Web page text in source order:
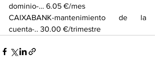
dominio-… 6.05 €/mes
CAIXABANK-mantenimiento de la
cuenta-.. 30.00 €/trimestre